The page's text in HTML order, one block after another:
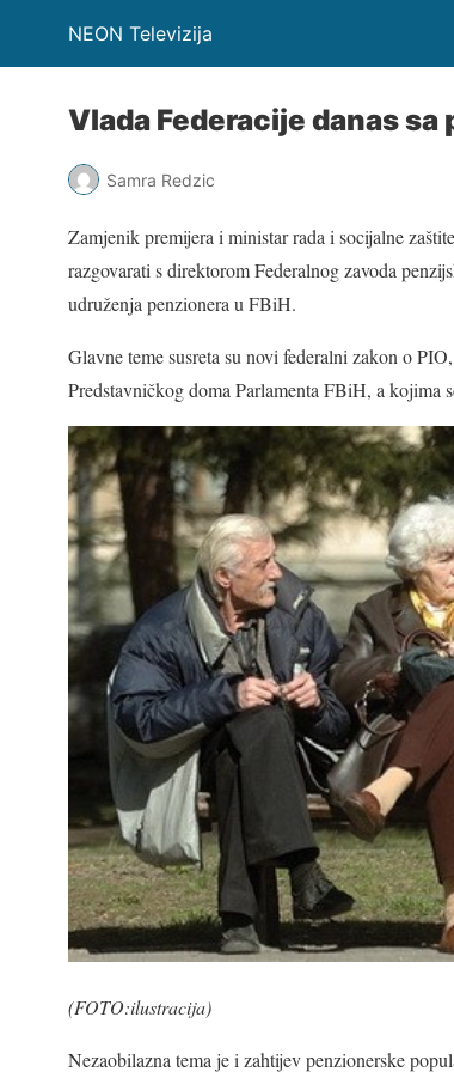
NEON Televizija
Vlada Federacije danas
Samra Redzic
Zamjenik premijera i ministar rada i socijalne
razgovarati s direktorom Federalnog zavoda
udruženja penzionera u FBiH.
Glavne teme susreta su novi federalni zakon o
Predstavničkog doma Parlamenta FBiH, a kojima
(FOTO:ilustracija)
Nezaobilazna tema je i zahtijev penzionerske